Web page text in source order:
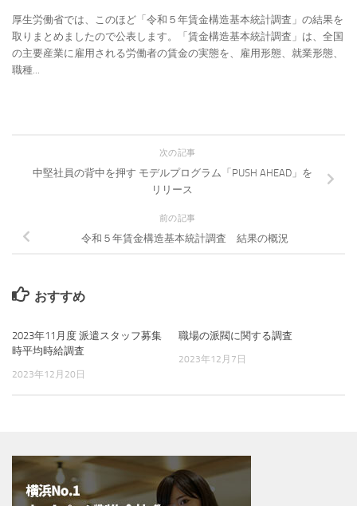
厚生労働省では、このほど「令和５年賃金構造基本統計調査」の結果を
取りまとめましたので公表します。「賃金構造基本統計調査」は、全国
の主要産業に雇用される労働者の賃金の実態を、雇用形態、就業形態、
職種...
次の記事
中堅社員の背中を押す モデルプログラム「PUSH AHEAD」を
リリース
前の記事
令和５年賃金構造基本統計調査 結果の概況
おすすめ
2023年11月度 派遣スタッフ募集
時平均時給調査
2023年12月20日
職場の派閥に関する調査
2023年12月7日